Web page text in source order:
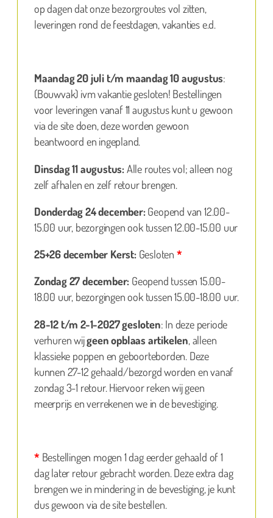
op dagen dat onze bezorgroutes vol zitten,
leveringen rond de feestdagen, vakanties e.d.
Maandag 20 juli t/m maandag 10 augustus:
(Bouwvak) ivm vakantie gesloten! Bestellingen
voor leveringen vanaf 11 augustus kunt u gewoon
via de site doen, deze worden gewoon
beantwoord en ingepland.
Dinsdag 11 augustus: Alle routes vol; alleen nog
zelf afhalen en zelf retour brengen.
Donderdag 24 december:Geopend van 12.00-
15.00 uur, bezorgingen ook tussen 12.00-15.00 uur
25+26 december Kerst:Gesloten *
Zondag 27 december: Geopend tussen 15.00-
18.00 uur, bezorgingen ook tussen 15.00-18.00 uur.
28-12 t/m 2-1-2027 gesloten: In deze periode
verhuren wijgeen opblaas artikelen , alleen
klassieke poppen en geboorteborden. Deze
kunnen 27-12 gehaald/bezorgd worden en vanaf
zondag 3-1 retour. Hiervoor reken wij geen
meerprijs en verrekenen we in de bevestiging.
* Bestellingen mogen 1 dag eerder gehaald of 1
dag later retour gebracht worden. Deze extra dag
brengen we in mindering in de bevestiging, je kunt
dus gewoon via de site bestellen.